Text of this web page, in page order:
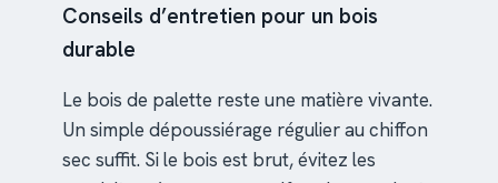
Conseils d’entretien pour un bois
durable
Le bois de palette reste une matière vivante.
Un simple dépoussiérage régulier au chiffon
sec suffit. Si le bois est brut, évitez les